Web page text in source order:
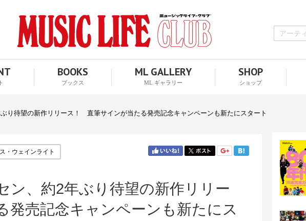
BOOKS
ブックス
ML GALLERY
ML ギャラリー
SHOP
ショップ
り待望の新作リリース！ 直筆サインが当たる発売記念キャンペーンも新たにスタート
・ウェインライト
ン、約2年ぶり待望の新作リリー
売記念キャンペーンも新たにス